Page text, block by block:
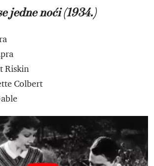
jedne noći (1934.)
Riskin
Colbert